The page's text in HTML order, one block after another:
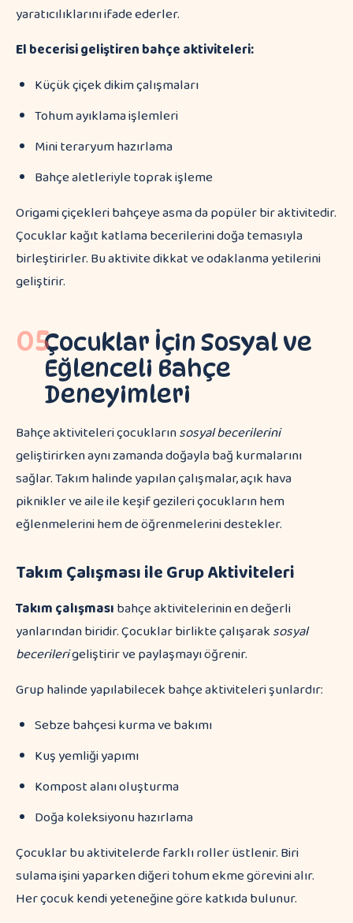
yaratıcılıklarını ifade ederler.
El becerisi geliştiren bahçe aktiviteleri:
Küçük çiçek dikim çalışmaları
Tohum ayıklama işlemleri
Mini teraryum hazırlama
Bahçe aletleriyle toprak işleme
Origami çiçekleri bahçeye asma da popüler bir aktivitedir.
Çocuklar kağıt katlama becerilerini doğa temasıyla
birleştirirler. Bu aktivite dikkat ve odaklanma yetilerini
geliştirir.
05Çocuklar İçin Sosyal ve
Eğlenceli Bahçe
Deneyimleri
Bahçe aktiviteleri çocuklarınsosyal becerilerini
geliştirirken aynı zamanda doğayla bağ kurmalarını
sağlar. Takım halinde yapılan çalışmalar, açık hava
piknikler ve aile ile keşif gezileri çocukların hem
eğlenmelerini hem de öğrenmelerini destekler.
Takım Çalışması ile Grup Aktiviteleri
Takım çalışmasıbahçe aktivitelerinin en değerli
yanlarından biridir. Çocuklar birlikte çalışaraksosyal
becerilerigeliştirir ve paylaşmayı öğrenir.
Grup halinde yapılabilecek bahçe aktiviteleri şunlardır:
Sebze bahçesi kurma ve bakımı
Kuş yemliği yapımı
Kompost alanı oluşturma
Doğa koleksiyonu hazırlama
Çocuklar bu aktivitelerde farklı roller üstlenir. Biri
sulama işini yaparken diğeri tohum ekme görevini alır.
Her çocuk kendi yeteneğine göre katkıda bulunur.